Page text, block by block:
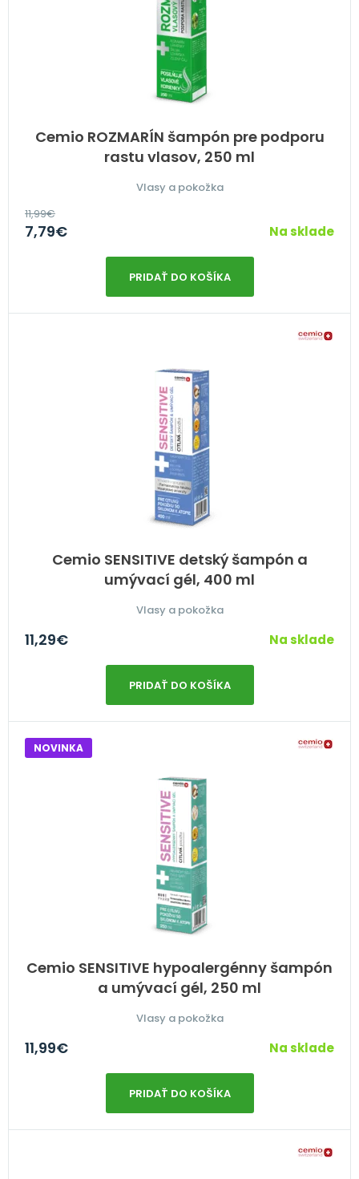
Cemio ROZMARÍN šampón pre podporu
rastu vlasov, 250 ml
Vlasy a pokožka
11,99€
7,79€ Na sklade
PRIDAŤ DO KOŠÍKA
Cemio SENSITIVE detský šampón a
umývací gél, 400 ml
Vlasy a pokožka
11,29€ Na sklade
PRIDAŤ DO KOŠÍKA
Cemio SENSITIVE hypoalergénny šampón
a umývací gél, 250 ml
NOVINKA
Vlasy a pokožka
11,99€ Na sklade
PRIDAŤ DO KOŠÍKA